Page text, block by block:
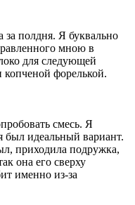
за полдня. Я буквально
мною в
для следующей
форелькой.
смесь. Я
был идеальный вариант.
приходила подружка,
она его сверху
именно из-за